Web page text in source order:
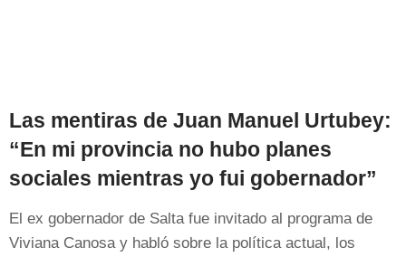
Las mentiras de Juan Manuel Urtubey:
“En mi provincia no hubo planes
sociales mientras yo fui gobernador”
El ex gobernador de Salta fue invitado al programa de
Viviana Canosa y habló sobre la política actual, los